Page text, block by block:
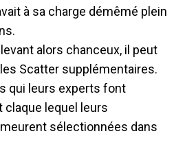
à sa charge démêmé plein
alors chanceux, il peut
Scatter supplémentaires.
qui leurs experts font
claque lequel leurs
sélectionnées dans